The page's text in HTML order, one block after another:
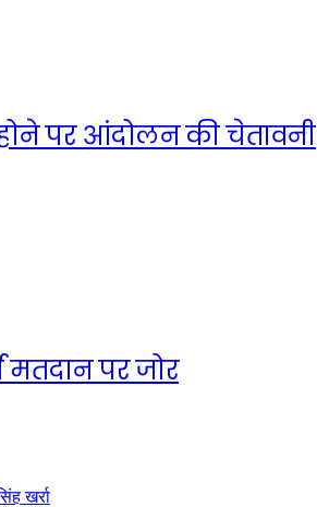
पर आंदोलन की चेतावनी
मतदान पर जोर